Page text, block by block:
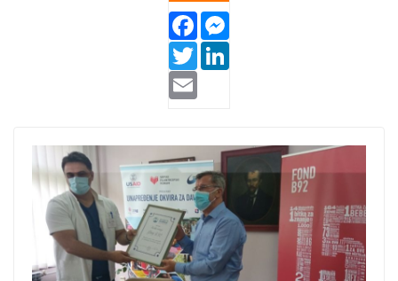
Facebook
Twitter
bolnica-covid-
donacija.jpg